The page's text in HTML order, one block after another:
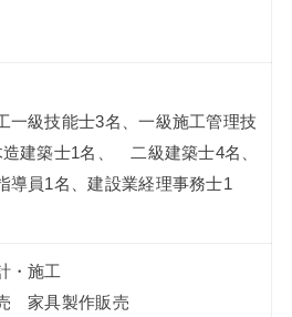
一級技能士3名、一級施工管理技
建築士1名、 二級建築士4名、
導員1名、建設業経理事務士1
・施工
家具製作販売